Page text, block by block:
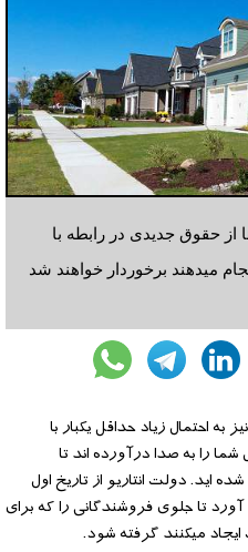
صاحب خانه ها از حقوق جدیدی در رابطه با
میدهند برخوردار خواهند شد
به احتمال زیاد حداقل یکبار با
را به صدا درآورده اند تا
اید. دولت انتاریو از تاریخ اول
خواهد آورد تا جلوی فروشندگانی را که برای
میکنند گرفته شود.